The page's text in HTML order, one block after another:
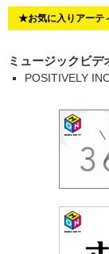
★お気に入りアーテ
ミュージックビデ
POSITIVELY